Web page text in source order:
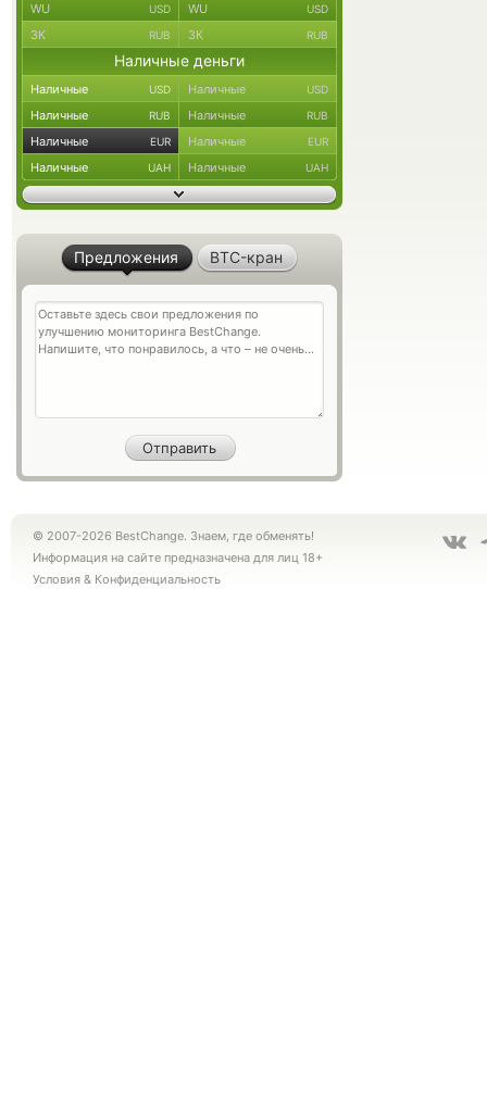
WU USD WU USD
ЗК RUB ЗК RUB
Наличные деньги
Наличные USD Наличные USD
Наличные RUB Наличные RUB
Наличные EUR Наличные EUR
Наличные UAH Наличные UAH
Предложения BTC-кран
© 2007-2026 BestChange. Знаем, где обменять!
Информация на сайте предназначена для лиц 18+
Условия & Конфиденциальность